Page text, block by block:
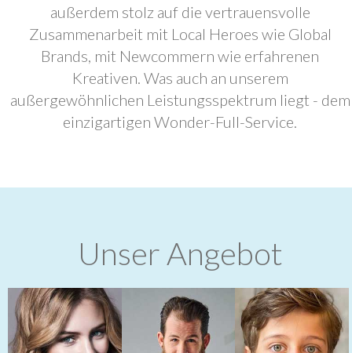
außerdem stolz auf die vertrauensvolle
Zusammenarbeit mit Local Heroes wie Global
Brands, mit Newcommern wie erfahrenen
Kreativen. Was auch an unserem
außergewöhnlichen Leistungsspektrum liegt - dem
einzigartigen Wonder-Full-Service.
Unser Angebot